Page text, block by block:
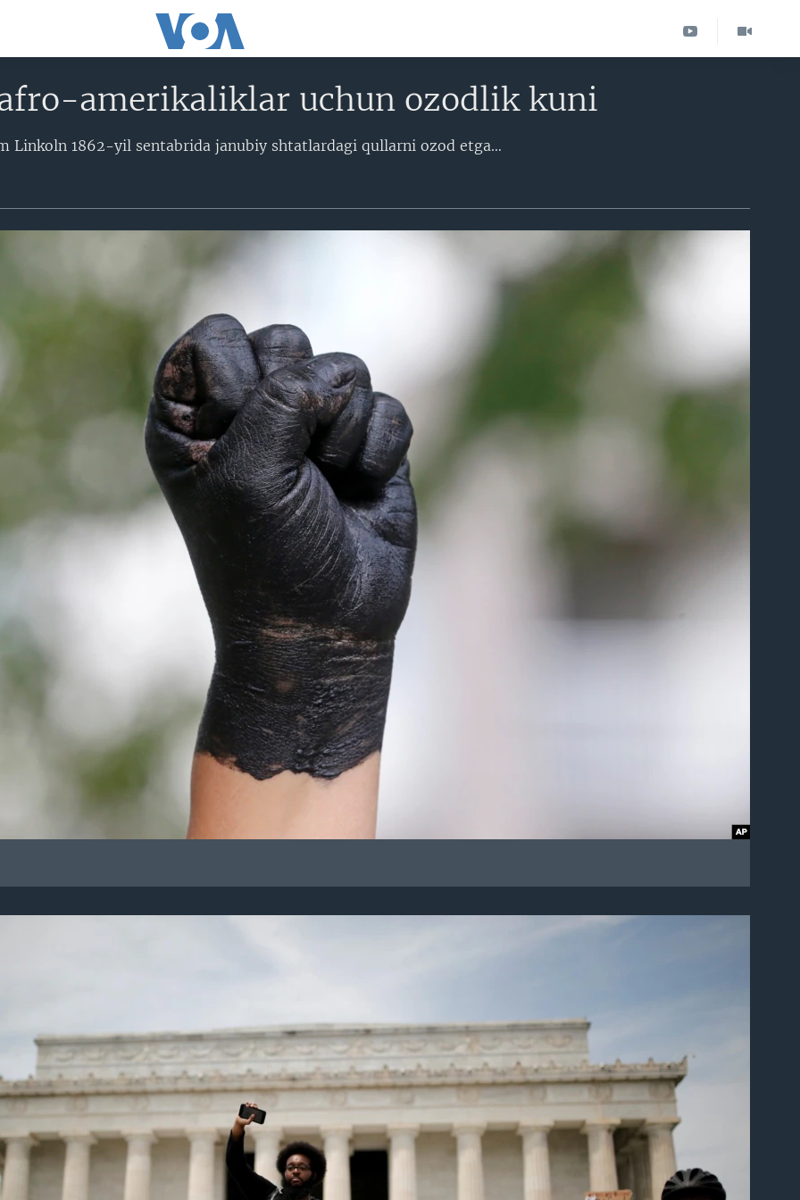
amerikaliklar uchun ozodlik kuni
AQSh prezidenti Avraam Linkoln 1862-yil sentabrida janubiy shtatlardagi qullarni ozod etgani haqidagi xabar Texas shtatidagi qullarga kechikib, fuqarolar urushi tugaganidan bir necha oy o’tib yetib borgan. 1865-yilning 19-iyunida AQSh armiyasi generali Gordon Grenjer Texasning Galveston shahriga yetib kelgan va barcha qullar ozod ekanini e’lon qilgan. Afro-amerikaliklar bu sanani har yili tantana bilan nishonlaydi.